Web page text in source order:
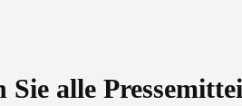
Sie alle